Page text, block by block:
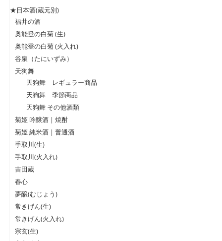
★日本酒(蔵元別)
福井の酒
奥能登の白菊 (生)
奥能登の白菊 (火入れ)
谷泉（たにいずみ）
天狗舞
天狗舞 レギュラー商品
天狗舞 季節商品
天狗舞 その他酒類
菊姫 吟醸酒 | 焼酎
菊姫 純米酒 | 普通酒
手取川(生)
手取川(火入れ)
吉田蔵
春心
夢醸(むじょう)
常きげん(生)
常きげん(火入れ)
宗玄(生)